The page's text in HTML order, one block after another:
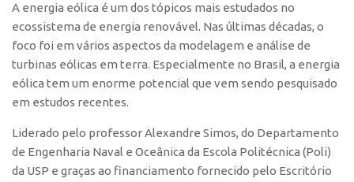
Inteligência Competitiva
Pesquisa na USP
EMBRAPIIs
CEPIX
CPEs
A energia eólica é um dos tópicos mais estudados no
ecossistema de energia renovável. Nas últimas décadas, o
foco foi em vários aspectos da modelagem e análise de
turbinas eólicas em terra. Especialmente no Brasil, a energia
eólica tem um enorme potencial que vem sendo pesquisado
em estudos recentes.
Liderado pelo professor Alexandre Simos, do Departamento
de Engenharia Naval e Oceânica da Escola Politécnica (Poli)
da USP e graças ao financiamento fornecido pelo Escritório